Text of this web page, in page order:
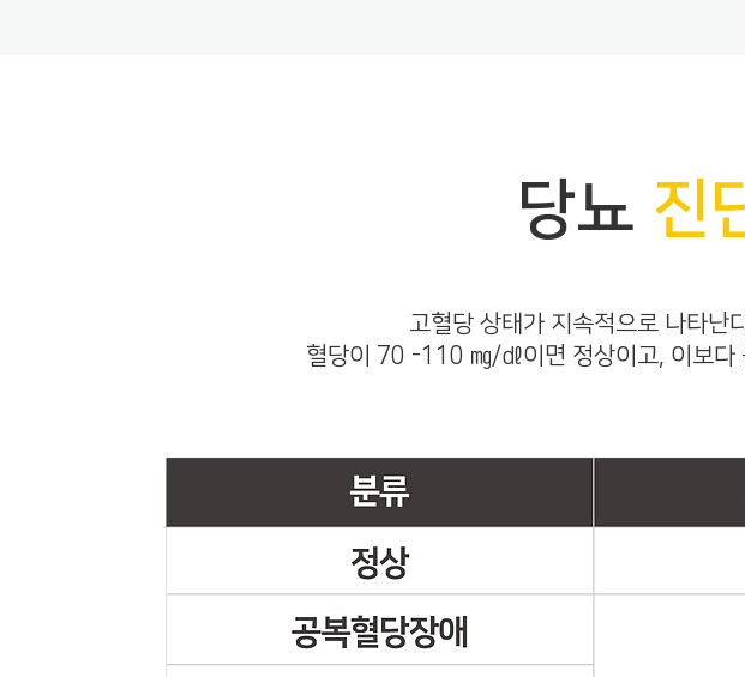
당뇨 진
고혈당 상태가 지속적으로 나타난
혈당이 70 -110 ㎎/㎗이면 정상이고, 이보다